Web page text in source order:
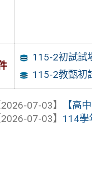
115-2初試試
115-2教甄初
2026-07-03】
【高
2026-07-03】 114學